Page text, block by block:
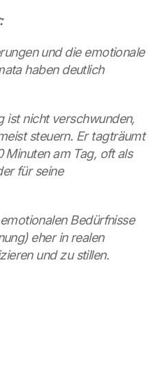
und die emotionale
haben deutlich
ist nicht verschwunden,
steuern. Er tagträumt
am Tag, oft als
für seine
Bedürfnisse
eher in realen
und zu stillen.